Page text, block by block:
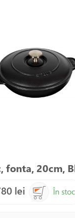
fonta, 20cm,
lei
În stoc